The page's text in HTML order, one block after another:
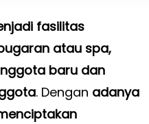
fasilitas
atau spa,
baru dan
. Dengan adanya